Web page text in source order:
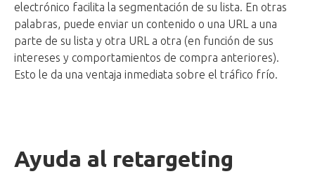
electrónico facilita la segmentación de su lista. En otras
palabras, puede enviar un contenido o una URL a una
parte de su lista y otra URL a otra (en función de sus
intereses y comportamientos de compra anteriores).
Esto le da una ventaja inmediata sobre el tráfico frío.
Ayuda al retargeting